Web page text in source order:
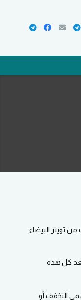
تويتر البيضاء
بعد كل هذه
التخفف أو